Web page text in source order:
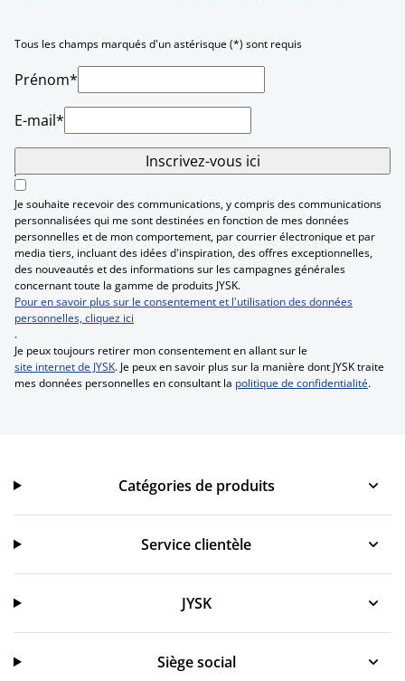
Tous les champs marqués d'un astérisque (*) sont requis
Prénom*
E-mail*
Inscrivez-vous ici
Je souhaite recevoir des communications, y compris des communications
personnalisées qui me sont destinées en fonction de mes données
personnelles et de mon comportement, par courrier électronique et par
media tiers, incluant des idées d'inspiration, des offres exceptionnelles,
des nouveautés et des informations sur les campagnes générales
concernant toute la gamme de produits JYSK.
Pour en savoir plus sur le consentement et l'utilisation des données
personnelles, cliquez ici
.
Je peux toujours retirer mon consentement en allant sur le
site internet de JYSK. Je peux en savoir plus sur la manière dont JYSK traite
mes données personnelles en consultant la politique de confidentialité.
Catégories de produits
Service clientèle
Service clientèle
JYSK
JYSK
Siège social